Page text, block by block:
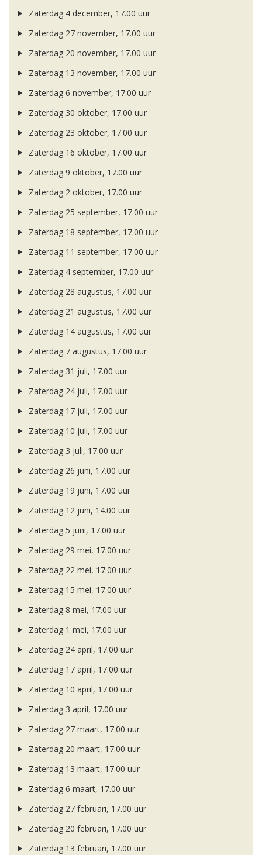
Zaterdag 4 december, 17.00 uur
Zaterdag 27 november, 17.00 uur
Zaterdag 20 november, 17.00 uur
Zaterdag 13 november, 17.00 uur
Zaterdag 6 november, 17.00 uur
Zaterdag 30 oktober, 17.00 uur
Zaterdag 23 oktober, 17.00 uur
Zaterdag 16 oktober, 17.00 uur
Zaterdag 9 oktober, 17.00 uur
Zaterdag 2 oktober, 17.00 uur
Zaterdag 25 september, 17.00 uur
Zaterdag 18 september, 17.00 uur
Zaterdag 11 september, 17.00 uur
Zaterdag 4 september, 17.00 uur
Zaterdag 28 augustus, 17.00 uur
Zaterdag 21 augustus, 17.00 uur
Zaterdag 14 augustus, 17.00 uur
Zaterdag 7 augustus, 17.00 uur
Zaterdag 31 juli, 17.00 uur
Zaterdag 24 juli, 17.00 uur
Zaterdag 17 juli, 17.00 uur
Zaterdag 10 juli, 17.00 uur
Zaterdag 3 juli, 17.00 uur
Zaterdag 26 juni, 17.00 uur
Zaterdag 19 juni, 17.00 uur
Zaterdag 12 juni, 14.00 uur
Zaterdag 5 juni, 17.00 uur
Zaterdag 29 mei, 17.00 uur
Zaterdag 22 mei, 17.00 uur
Zaterdag 15 mei, 17.00 uur
Zaterdag 8 mei, 17.00 uur
Zaterdag 1 mei, 17.00 uur
Zaterdag 24 april, 17.00 uur
Zaterdag 17 april, 17.00 uur
Zaterdag 10 april, 17.00 uur
Zaterdag 3 april, 17.00 uur
Zaterdag 27 maart, 17.00 uur
Zaterdag 20 maart, 17.00 uur
Zaterdag 13 maart, 17.00 uur
Zaterdag 6 maart, 17.00 uur
Zaterdag 27 februari, 17.00 uur
Zaterdag 20 februari, 17.00 uur
Zaterdag 13 februari, 17.00 uur